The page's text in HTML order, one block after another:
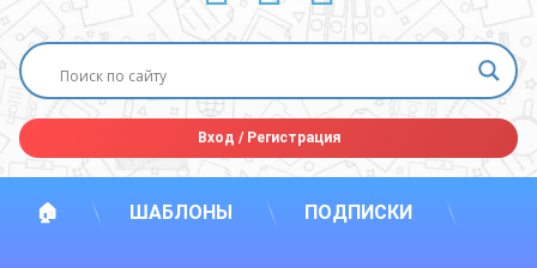
Вход /Регистрация
🏠 ШАБЛОНЫ ПОДПИСКИ